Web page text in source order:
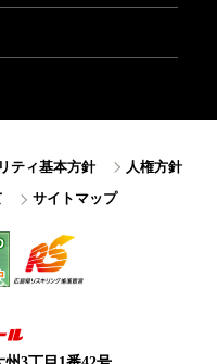
ティ基本方針
人権方針
サイトマップ